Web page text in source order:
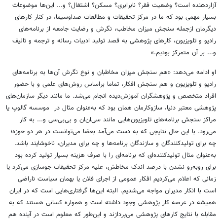
آزاردهنده است؟ وضعیت فقر؟ نابرابری؟ مسکن؟ اشتغال؟ و... این‌ها موضوعات
بسیار مهمی بود که ما در مرکز تحقیقات و مطالعات صداوسیما، در کنار کارهای
دیگرمان ازجمله سنجش میزان مخاطب، نگرش و رضایت جامعه از برنامه‌های
رادیو و تلویزیون، کارهای پژوهشی به قصد تولید ادبیات رسانه و ترجمه و تالیف
و... بر آن متمرکز بودیم.»
او ادامه می‌دهد: «هم سنجش میزان مخاطبان و نوع نگرش آن‌ها به برنامه‌های
رادیو و تلویزیون و هم سنجش افکار، تماما براساس روش‌های علمی و با حضور
افراد متخصص و پژوهشگران آموزش‌دیده انجام می‌شد. ما مانند دیگر سازمان‌های
پژوهشی معتبر دنیا، سازوکارمان همان بود که به‌عنوان مثال در موسسه گالوپ یا
مراکز سنجش برنامه‌های تلویزیون‌هایی مانند سی‌ان‌ان و بی‌بی‌سی و... به کار
می‌رود. با این حال نتایجی که به دست می‌آمد بعضا می‌توانست در هر دو حوزه؛
چه برای تولیدکنندگان و سازندگان برنامه‌ها و چه برای مدیران، ناخوشایند باشد.
به‌عنوان مثال تولیدکننده‌ای که برنامه‌ای را با صرف هزینه بسیار تولید کرده بود
برای روبه‌رو نشدن با درصد اندک مخاطش، علیه مرکز تحقیقات جوسازی می‌کرد یا
زمانی که اعلام می‌کردیم افکار عمومی از اجرای فلان یا بهمان سیاست ناراضی
است با انکار مدیران مواجه می‌شدیم. البته این‌ها گرفتاری‌هایی است که در ایران
همیشه در عرصه کار پژوهشی وجود داشته است و همواره کسانی هستند که به
مقابله با نتایج کارهای پژوهشی می‌پردازند و این‌طور که معلوم است در آینده هم